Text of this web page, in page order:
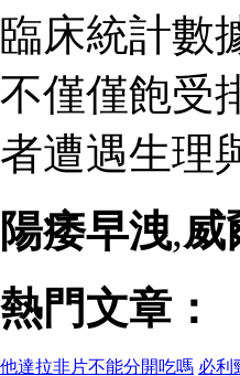
臨床統計數
不僅僅飽受
者遭遇生理
陽痿早洩,威
熱門文章：
他達拉非片不能分開吃嗎 必利